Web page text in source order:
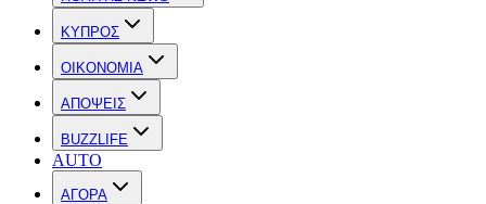
ΚΥΠΡΟΣ
OIKONOMIA
ΑΠΟΨΕΙΣ
BUZZLIFE
AUTO
ΑΓΟΡΑ